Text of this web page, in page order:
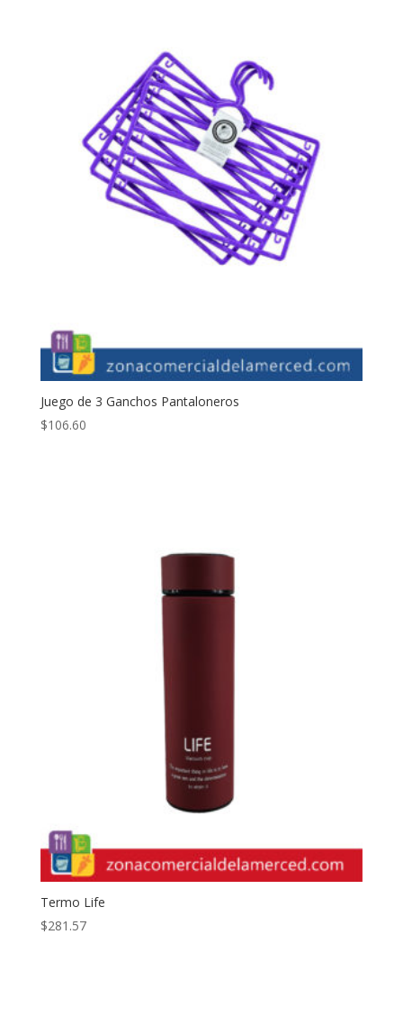
Juego de 3 Ganchos Pantaloneros
$106.60
Termo Life
$281.57